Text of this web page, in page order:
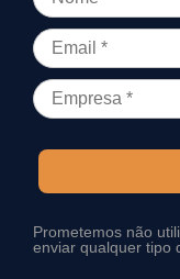
Prometemos não
enviar qualquer tipo